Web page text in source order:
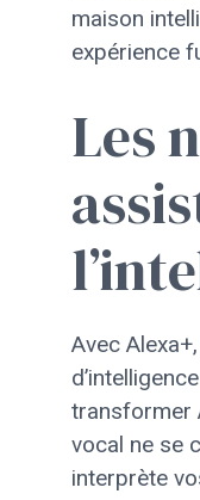
maison
expérience
Les
Avec
transformer
vocal ne se
interprète